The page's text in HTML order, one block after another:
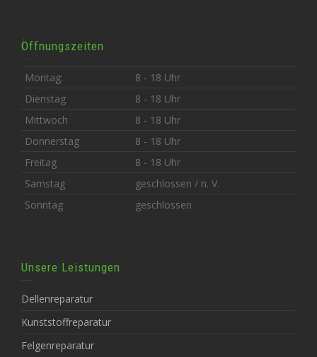
Öffnungszeiten
Montag:
8 - 18 Uhr
Dienstag
8 - 18 Uhr
Mittwoch
8 - 18 Uhr
Donnerstag
8 - 18 Uhr
Freitag
8 - 18 Uhr
Samstag
geschlossen / n. V.
Sonntag
geschlossen
Unsere Leistungen
Dellenreparatur
Kunststoffreparatur
Felgenreparatur